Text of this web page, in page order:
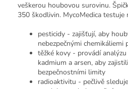
veškerou houbovou surovinu.
350 škodlivin. MycoMedica testuje
pesticidy - zajišťují, aby
nebezpečnými
těžké kovy - provádí
kadmium a arsen, aby
bezpečnostními limity
radioaktivitu - pečlivě